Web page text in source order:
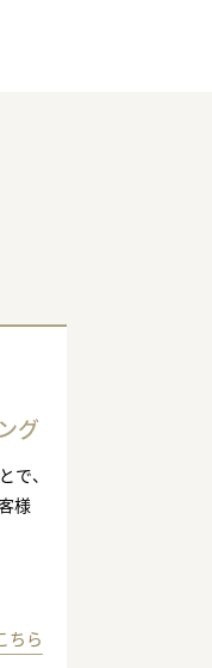
グ
で、
様
ちら